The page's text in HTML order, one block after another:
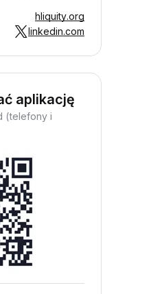
hliquity.org
linkedin.com
aplikację
(telefony i